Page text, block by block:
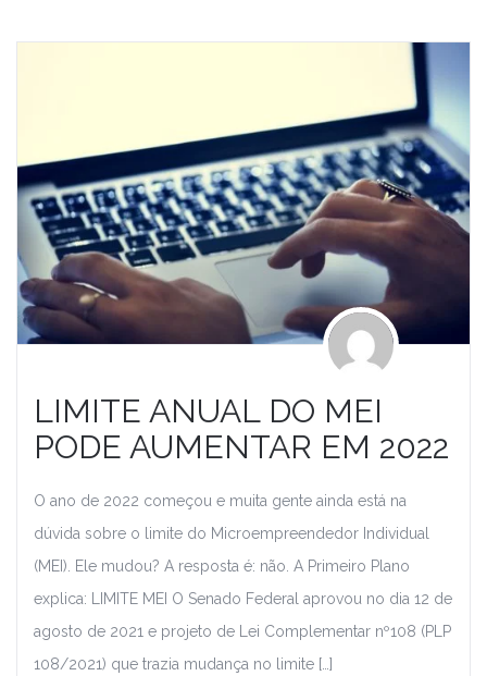
LIMITE ANUAL DO MEI
PODE AUMENTAR EM 2022
O ano de 2022 começou e muita gente ainda está na
dúvida sobre o limite do Microempreendedor Individual
(MEI). Ele mudou? A resposta é: não. A Primeiro Plano
explica: LIMITE MEI O Senado Federal aprovou no dia 12 de
agosto de 2021 e projeto de Lei Complementar nº108 (PLP
108/2021) que trazia mudança no limite […]